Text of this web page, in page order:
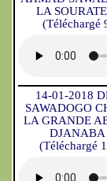
LA
(Téléchargé
14-01-2018
SAWADOGO
LA GRANDE
DJANABA
(Téléchargé